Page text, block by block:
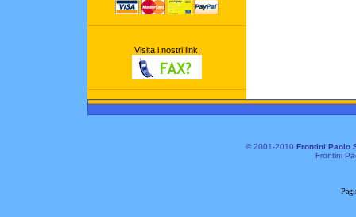
Visita i nostri link:
© 2001-2010 Frontini Paolo
Frontini